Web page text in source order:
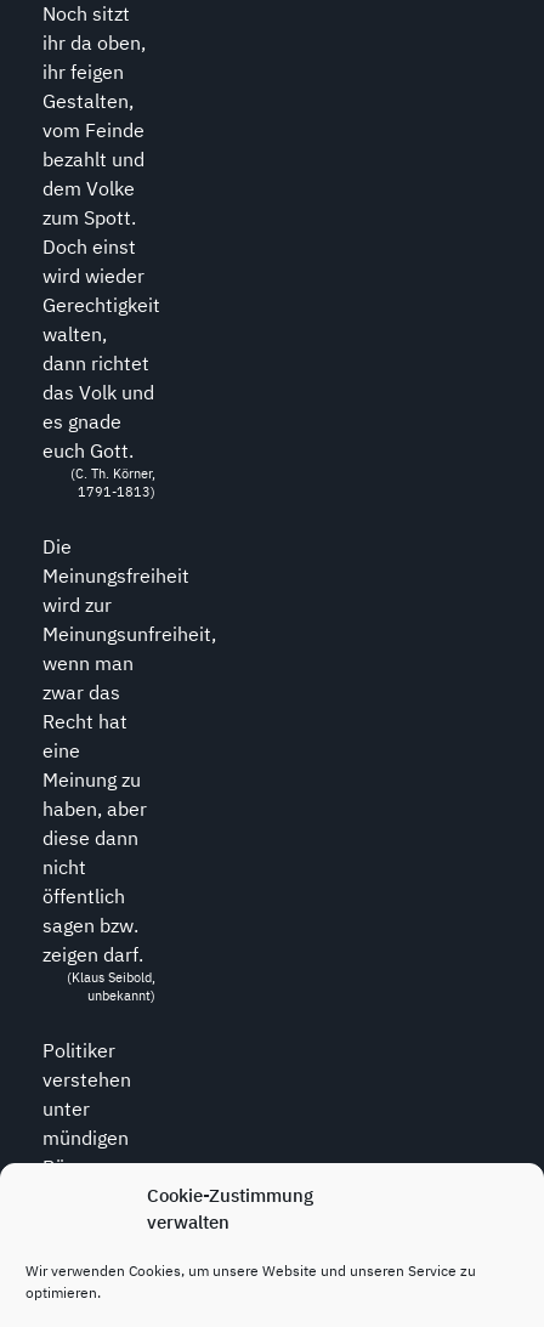
Cookie-Zustimmung
verwalten
Wir verwenden Cookies, um unsere Website und unseren Service zu
optimieren.
Noch sitzt
ihr da oben,
ihr feigen
Gestalten,
vom Feinde
bezahlt und
dem Volke
zum Spott.
Doch einst
wird wieder
Gerechtigkeit
walten,
dann richtet
das Volk und
es gnade
euch Gott.
(C. Th. Körner,
1791-1813)
Die
Meinungsfreiheit
wird zur
Meinungsunfreiheit,
wenn man
zwar das
Recht hat
eine
Meinung zu
haben, aber
diese dann
nicht
öffentlich
sagen bzw.
zeigen darf.
(Klaus Seibold,
unbekannt)
Politiker
verstehen
unter
mündigen
Bürgern
halten.